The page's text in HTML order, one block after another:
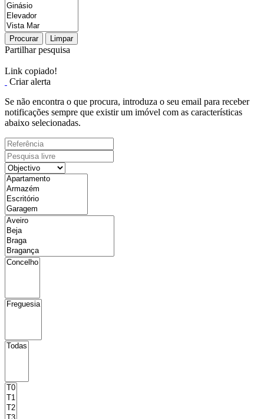
Procurar Limpar
Partilhar pesquisa
Link copiado!
Criar alerta
Se não encontra o que procura, introduza o seu email para receber
notificações sempre que existir um imóvel com as características
abaixo selecionadas.